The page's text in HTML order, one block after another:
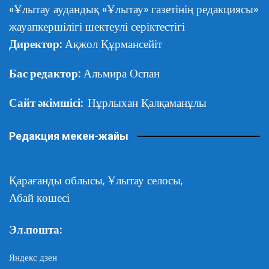
«Ұлытау аудандық «Ұлытау» газетінің редакциясы»
жауапкершілігі шектеулі серіктестігі
Директор: Ақжол Құрмансейіт
Бас редактор: Альмира Оспан
Сайт әкімшісі: Нұрлыхан Қалқаманұлы
Редакция мекен-жайы
Қарағанды облысы, Ұлытау селосы,
Абай көшесі
Эл.пошта:
Яндекс дзен